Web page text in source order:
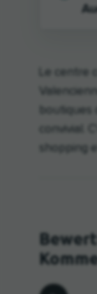
Le centre
boutiques
convivial.
shopping